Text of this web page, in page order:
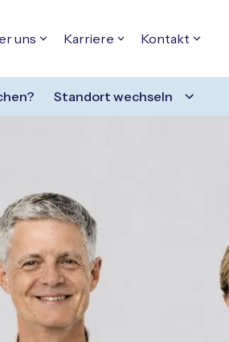
? Standort wechseln
uns Karriere Kontakt